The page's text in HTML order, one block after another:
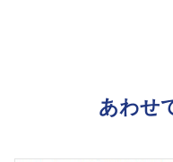
あわせ